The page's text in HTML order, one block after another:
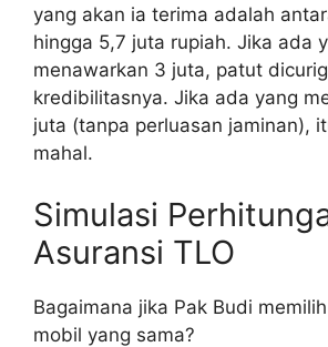
yang akan ia terima adalah
hingga 5,7 juta rupiah. Jika ada
menawarkan 3 juta, patut
kredibilitasnya. Jika ada yang
juta (tanpa perluasan jaminan),
mahal.
Simulasi
Asuransi TLO
Bagaimana jika Pak Budi
mobil yang sama?